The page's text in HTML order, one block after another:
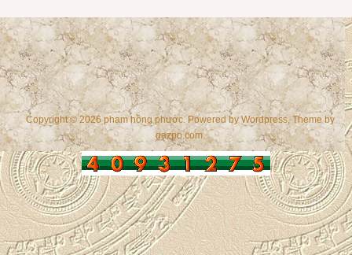
Copyright © 2026 phạm hồng phước. Powered byWordpress, Theme by
gazpo.com.